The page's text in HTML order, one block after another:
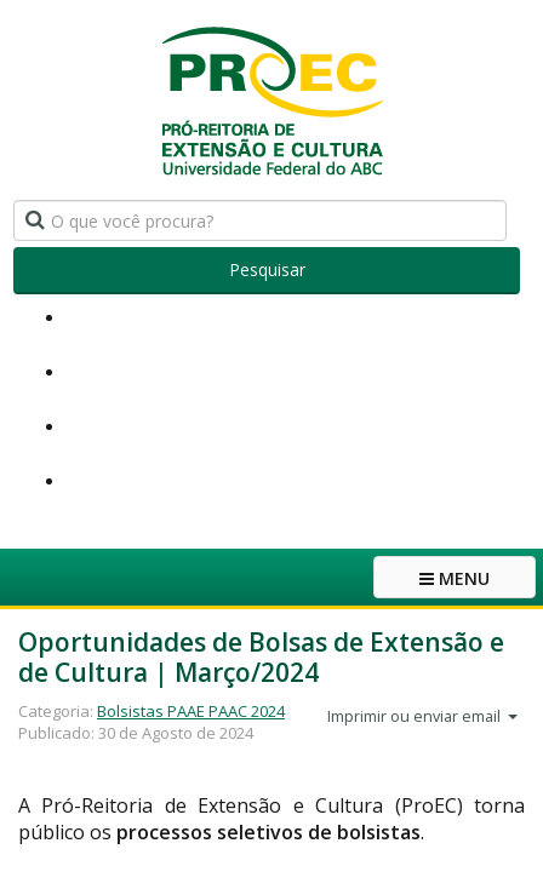
Pesquisar
MENU
Oportunidades de Bolsas de Extensão e
de Cultura | Março/2024
Imprimir ou enviar email
Categoria: Bolsistas PAAE PAAC 2024
Publicado: 30 de Agosto de 2024
A Pró-Reitoria de Extensão e Cultura (ProEC) torna
público os processos seletivos de bolsistas.